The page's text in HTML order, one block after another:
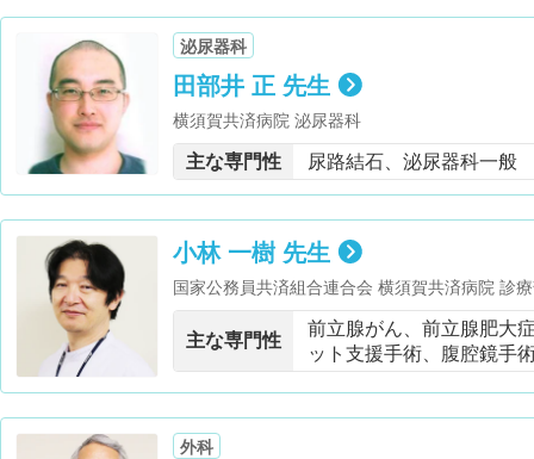
泌尿器科
田部井 正 先生
横須賀共済病院 泌尿器科
主な専門性 尿路結石、泌尿器科一般
小林 一樹 先生
国家公務員共済組合連合会 横須賀共済病院 診
腹腔鏡技術認定医・日本がん治療認定医機構
定医(泌尿器科領域)・横浜市立大学医学部 臨
う障害)・ 難病 指定医
主な専門性
前立腺がん、前立腺肥大
ット支援手術、腹腔鏡手
外科